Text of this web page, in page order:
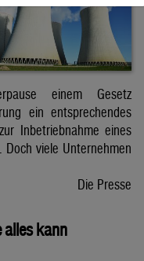
einem Gesetz
ein entsprechendes
Inbetriebnahme eines
viele Unternehmen
Die Presse
alles kann